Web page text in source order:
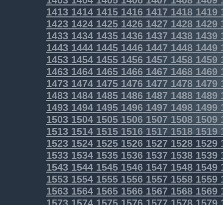
14131414141514161417 14181419
1423142414251426142714281429
14331434143514361437 14381439
14431444144514461447 14481449
14531454145514561457 14581459
14631464146514661467 14681469
14731474147514761477 14781479
14831484148514861487 14881489
14931494149514961497 14981499
15031504150515061507 15081509
15131514151515161517 15181519
1523152415251526152715281529
1533153415351536153715381539
1543154415451546154715481549
1553155415551556155715581559
1563156415651566156715681569